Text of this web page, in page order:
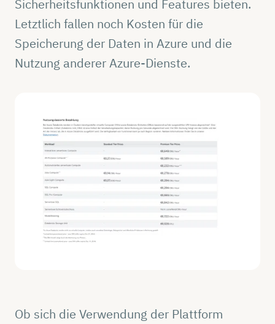
Sicherheitsfunktionen und Features bieten.
Letztlich fallen noch Kosten für die
Speicherung der Daten in Azure und die
Nutzung anderer Azure-Dienste.
Ob sich die Verwendung der Plattform